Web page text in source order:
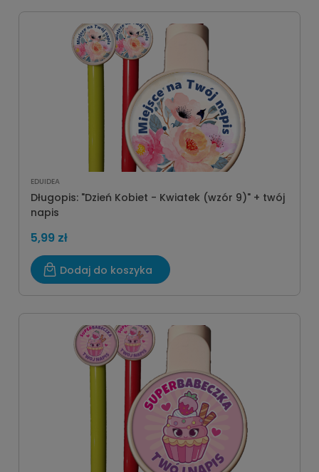
EDUIDEA
Długopis: "Dzień Kobiet - Kwiatek (wzór 9)" + twój
napis
5,99 zł
Dodaj do koszyka